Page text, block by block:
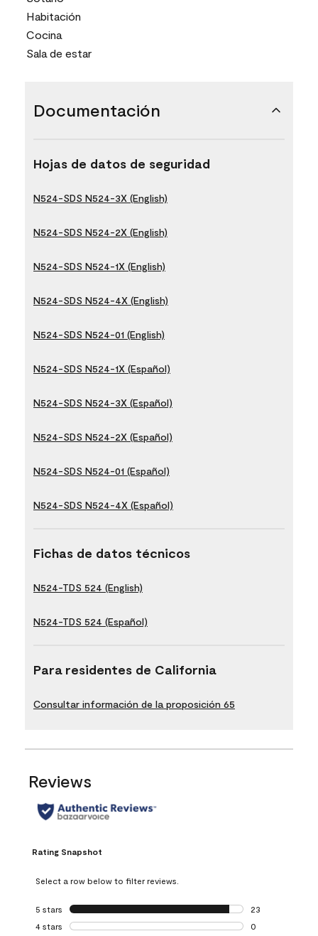
Habitación
Cocina
Sala de estar
Documentación
Hojas de datos de seguridad
N524-SDS N524-3X (English)
N524-SDS N524-2X (English)
N524-SDS N524-1X (English)
N524-SDS N524-4X (English)
N524-SDS N524-01 (English)
N524-SDS N524-1X (Español)
N524-SDS N524-3X (Español)
N524-SDS N524-2X (Español)
N524-SDS N524-01 (Español)
N524-SDS N524-4X (Español)
Fichas de datos técnicos
N524-TDS 524 (English)
N524-TDS 524 (Español)
Para residentes de California
Consultar información de la proposición 65
Reviews
Rating Snapshot
Select a row below to filter reviews.
5 stars stars
23
23 reviews with
4 stars stars
0